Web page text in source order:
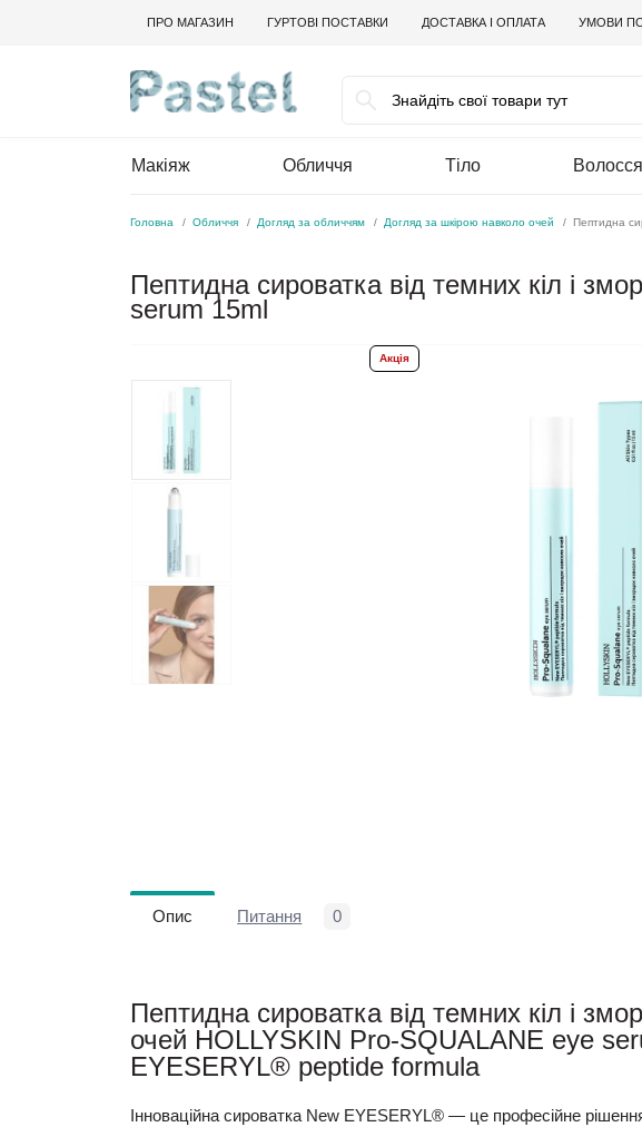
ПРО МАГАЗИН ГУРТОВІ ПОСТАВКИ ДОСТАВКА І ОПЛАТА УМОВИ
Макіяж Обличчя Тіло Волосся
Головна Обличчя Догляд за обличчям Догляд за шкірою навколо очей Пептидна
Пептидна сироватка від темних кіл і
serum 15ml
Акція
Опис Питання 0
Пептидна сироватка від темних кіл і
очей HOLLYSKIN Pro-SQUALANE eye
EYESERYL® peptide formula
Інноваційна сироватка New EYESERYL® — це професійне